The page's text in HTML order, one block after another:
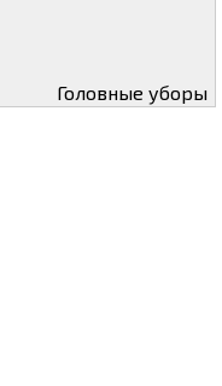
Головные уборы